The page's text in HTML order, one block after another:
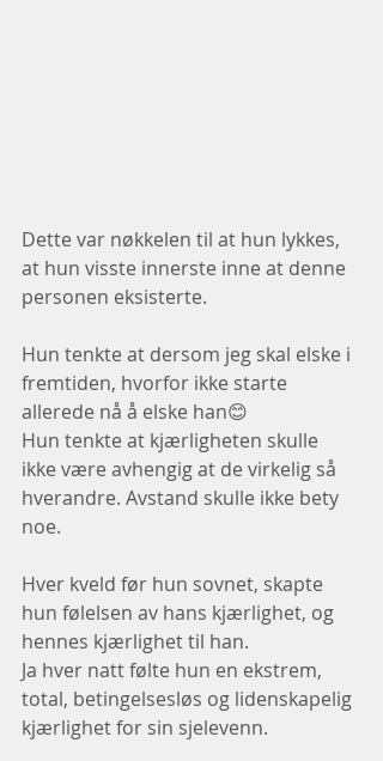
Dette var nøkkelen til at hun lykkes,
at hun visste innerste inne at denne
personen eksisterte.
Hun tenkte at dersom jeg skal elske i
fremtiden, hvorfor ikke starte
allerede nå å elske han😊
Hun tenkte at kjærligheten skulle
ikke være avhengig at de virkelig så
hverandre. Avstand skulle ikke bety
noe.
Hver kveld før hun sovnet, skapte
hun følelsen av hans kjærlighet, og
hennes kjærlighet til han.
Ja hver natt følte hun en ekstrem,
total, betingelsesløs og lidenskapelig
kjærlighet for sin sjelevenn.